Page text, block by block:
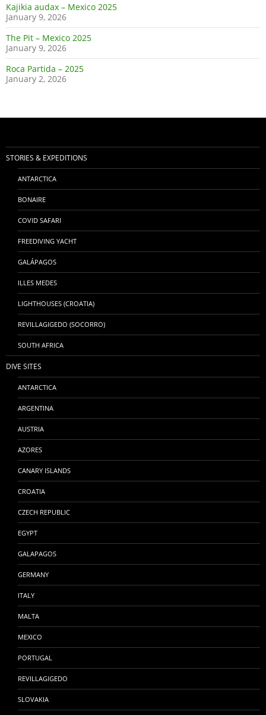
Kajikia audax – Mexico 2025
January 9, 2026
The Pit – Mexico 2025
January 9, 2026
Roca Partida – 2025
January 2, 2026
STORIES & EXPEDITIONS
ANTARCTICA
BONAIRE
COVID SAFARI
FREEDIVING YACHT
GALÁPAGOS
ILLES MEDES
LIGHTHOUSES (CROATIA)
REVILLAGIGEDO (SOCORRO)
SOUTH AFRICA
DIVE SITES
ANTARCTICA
ARGENTINA
AUSTRIA
AZORES
CANARY ISLANDS
CROATIA
CZECH REPUBLIC
EGYPT
GALAPAGOS
GERMANY
ITALY
MALTA
MEXICO
PORTUGAL
REVILLAGIGEDO
SLOVAKIA